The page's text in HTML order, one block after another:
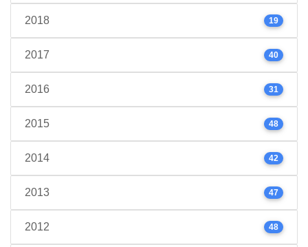
2018 19
2017 40
2016 31
2015 48
2014 42
2013 47
2012 48